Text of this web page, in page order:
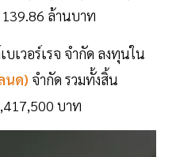
ล้านบาท
เวอร์เรจ จำกัด ลงทุนใน
นด) จำกัด รวมทั้งสิ้น
บาท